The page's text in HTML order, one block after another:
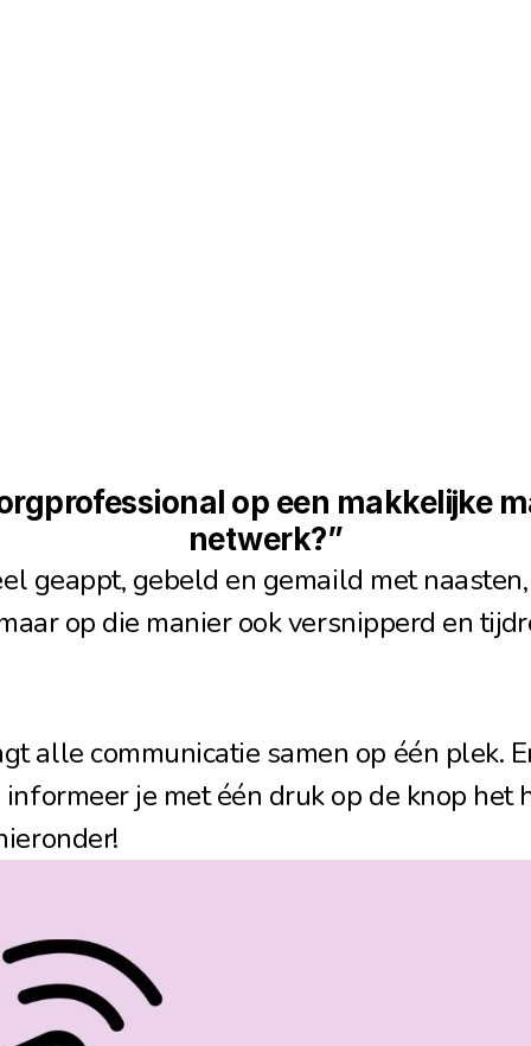
op een makkelijke
netwerk?”
geappt, gebeld en gemaild met
op die manier ook versnipperd en
alle communicatie samen op één plek.
je met één druk op de knop het